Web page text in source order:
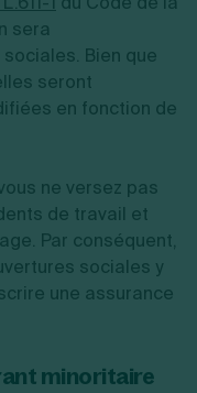
sera
Bien que
seront
en fonction de
ne versez pas
de travail et
Par conséquent,
sociales y
une assurance
minoritaire